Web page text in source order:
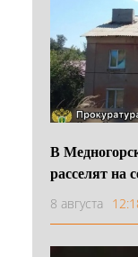
В
расселят на
8 августа